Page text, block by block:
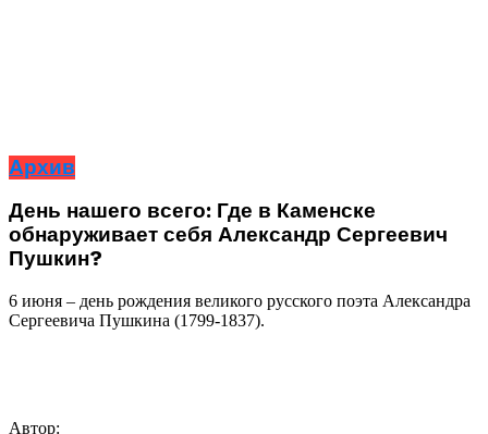
Архив
День нашего всего: Где в Каменске
обнаруживает себя Александр Сергеевич
Пушкин?
6 июня – день рождения великого русского поэта Александра
Сергеевича Пушкина (1799-1837).
Автор: